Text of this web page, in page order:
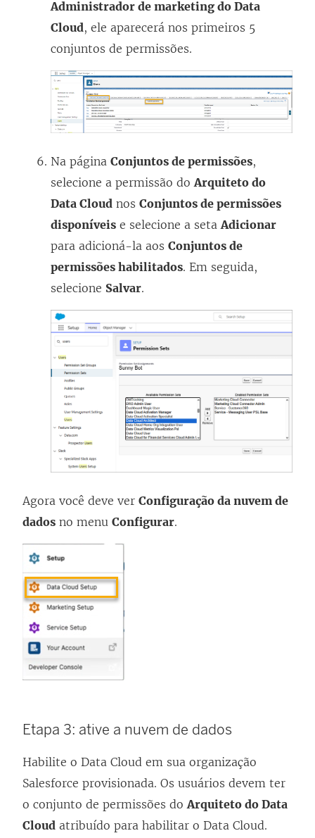
Administrador de marketing do Data
Cloud, ele aparecerá nos primeiros 5
conjuntos de permissões.
Na página Conjuntos de permissões,
selecione a permissão do Arquiteto do
Data Cloud nos Conjuntos de permissões
disponíveis e selecione a seta Adicionar
para adicioná-la aos Conjuntos de
permissões habilitados. Em seguida,
selecione Salvar.
Agora você deve ver Configuração da nuvem de
dados no menu Configurar.
Etapa 3: ative a nuvem de dados
Habilite o Data Cloud em sua organização
Salesforce provisionada. Os usuários devem ter
o conjunto de permissões do Arquiteto do Data
Cloud atribuído para habilitar o Data Cloud.